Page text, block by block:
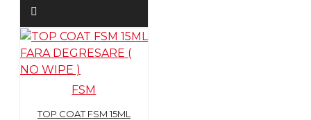
FSM
TOP COAT FSM 15ML